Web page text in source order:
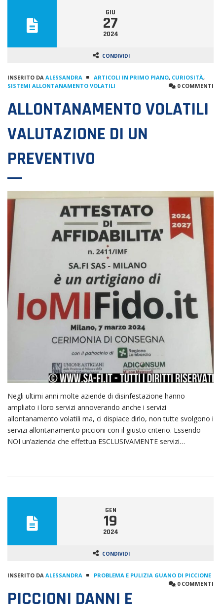
GIU
27
2024
CONDIVIDI
INSERITO DA ALESSANDRA ARTICOLI IN PRIMO PIANO, CURIOSITÀ,
SISTEMI ALLONTANAMENTO VOLATILI
0 COMMENTI
ALLONTANAMENTO VOLATILI
VALUTAZIONE DI UN
PREVENTIVO
Negli ultimi anni molte aziende di disinfestazione hanno
ampliato i loro servizi annoverando anche i servizi
allontanamento volatili ma, ci dispiace dirlo, non tutte svolgono i
servizi allontanamento piccioni con il giusto criterio. Essendo
NOI un’azienda che effettua ESCLUSIVAMENTE servizi…
GEN
19
2024
CONDIVIDI
INSERITO DA ALESSANDRA
PROBLEMA E PULIZIA GUANO DI PICCIONE
0 COMMENTI
PICCIONI DANNI E